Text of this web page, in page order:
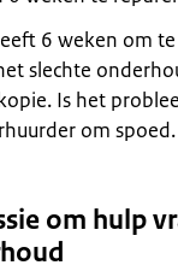
6 weken om
slechte
Is het
om spoed.
om hulp